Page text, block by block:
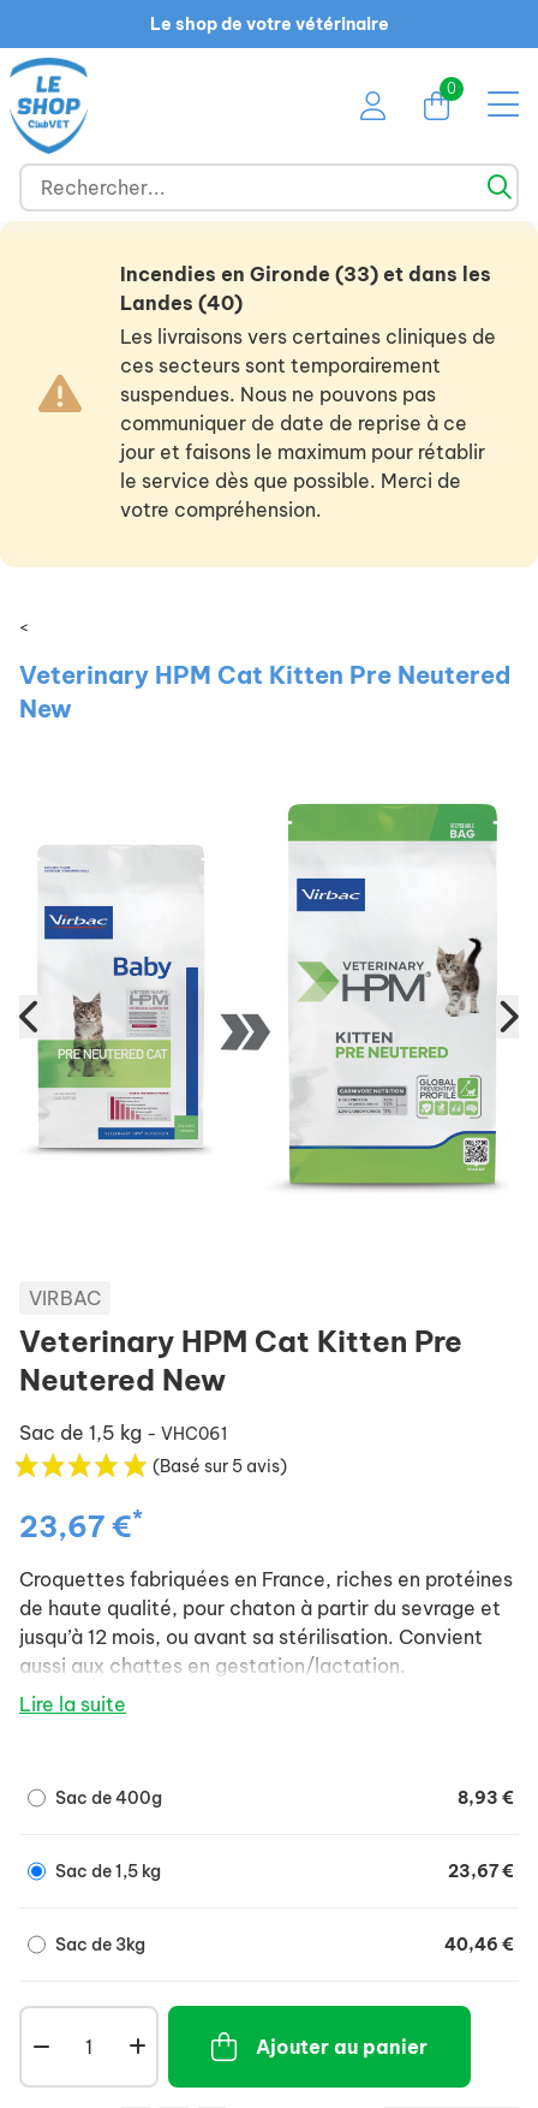
Le shop de votre vétérinaire
0
Incendies en Gironde (33) et dans les
Landes (40)
Les livraisons vers certaines cliniques de
ces secteurs sont temporairement
suspendues. Nous ne pouvons pas
communiquer de date de reprise à ce
jour et faisons le maximum pour rétablir
le service dès que possible. Merci de
votre compréhension.
<
Veterinary HPM Cat Kitten Pre Neutered
New
VIRBAC
Veterinary HPM Cat Kitten Pre
Neutered New
Sac de 1,5 kg - VHC061
(Basé sur 5 avis)
23,67 €*
Croquettes fabriquées en France, riches en protéines
de haute qualité, pour chaton à partir du sevrage et
jusqu’à 12 mois, ou avant sa stérilisation. Convient
aussi aux chattes en gestation/lactation.
Lire la suite
Sac de 400g 8,93 €
Sac de 1,5 kg 23,67 €
Sac de 3kg 40,46 €
Ajouter au panier